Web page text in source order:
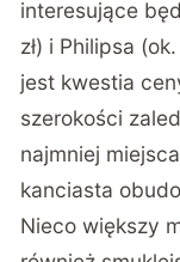
interesujące
zł) i Philipsa
jest kwestia
szerokości
najmniej
kanciasta
Nieco większy